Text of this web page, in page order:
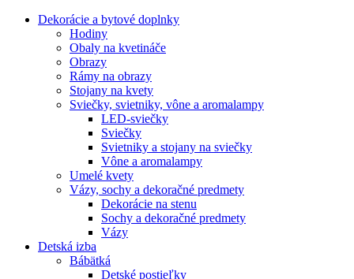
Dekorácie a bytové doplnky
Hodiny
Obaly na kvetináče
Obrazy
Rámy na obrazy
Stojany na kvety
Sviečky, svietniky, vône a aromalampy
LED-sviečky
Sviečky
Svietniky a stojany na sviečky
Vône a aromalampy
Umelé kvety
Vázy, sochy a dekoračné predmety
Dekorácie na stenu
Sochy a dekoračné predmety
Vázy
Detská izba
Bábätká
Detské postieľky